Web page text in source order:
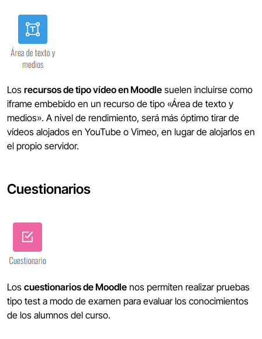
Los recursos de tipo vídeo en Moodle suelen incluirse como
iframe embebido en un recurso de tipo «Área de texto y
medios». A nivel de rendimiento, será más óptimo tirar de
vídeos alojados en YouTube o Vimeo, en lugar de alojarlos en
el propio servidor.
Cuestionarios
Los cuestionarios de Moodle nos permiten realizar pruebas
tipo test a modo de examen para evaluar los conocimientos
de los alumnos del curso.